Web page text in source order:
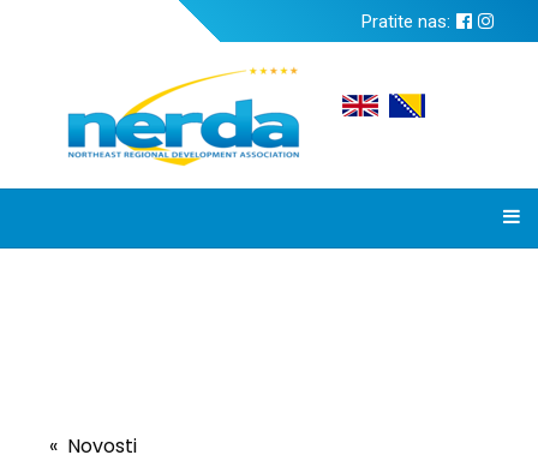
Pratite nas:
Novosti